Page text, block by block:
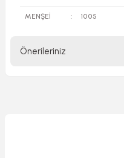
MENŞEİ : 1005
Önerileriniz